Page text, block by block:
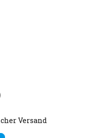
Versand